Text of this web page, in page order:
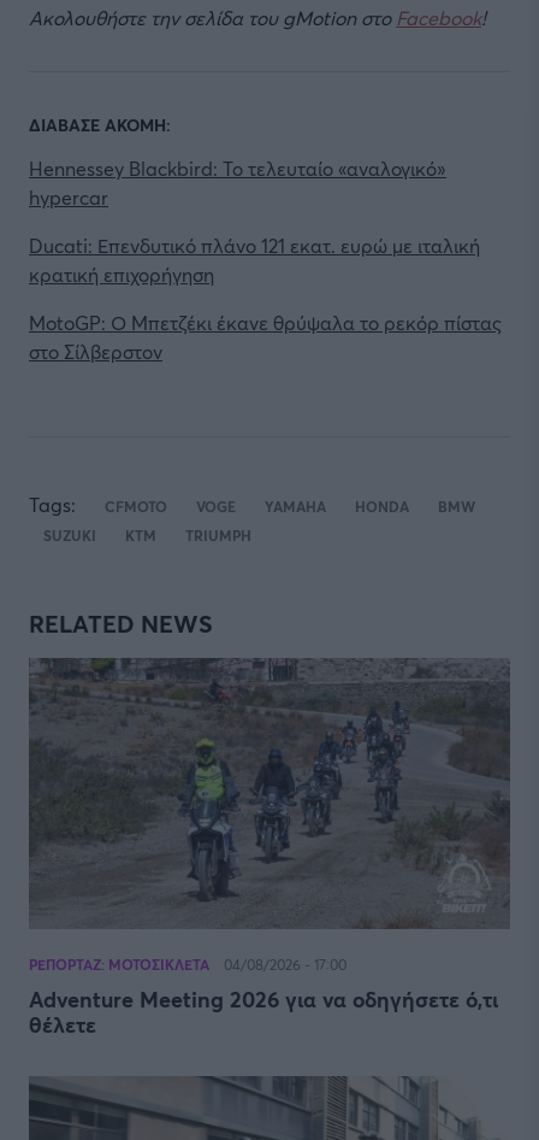
Ακολουθήστε την σελίδα του gMotion στο Facebook!
ΔΙΑΒΑΣΕ ΑΚΟΜΗ:
Hennessey Blackbird: Το τελευταίο «αναλογικό»
hypercar
Ducati: Επενδυτικό πλάνο 121 εκατ. ευρώ με ιταλική
κρατική επιχορήγηση
MotoGP: Ο Μπετζέκι έκανε θρύψαλα το ρεκόρ πίστας
στο Σίλβερστον
Tags: CFMOTO VOGE YAMAHA HONDA
BMW
SUZUKI
KTM TRIUMPH
RELATED NEWS
ΡΕΠΟΡΤΑΖ: ΜΟΤΟΣΙΚΛΕΤΑ 04/08/2026 - 17:00
Adventure Meeting 2026 για να οδηγήσετε ό,τι
θέλετε